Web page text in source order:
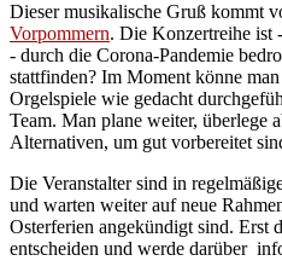
Dieser musikalische Gruß kommt
Vorpommern. Die Konzertreihe ist
- durch die Corona-Pandemie
stattfinden? Im Moment könne
Orgelspiele wie gedacht
Team. Man plane weiter, überlege
Alternativen, um gut vorbereitet
Die Veranstalter sind in
und warten weiter auf neue
Osterferien angekündigt sind. Erst
entscheiden und werde darüber